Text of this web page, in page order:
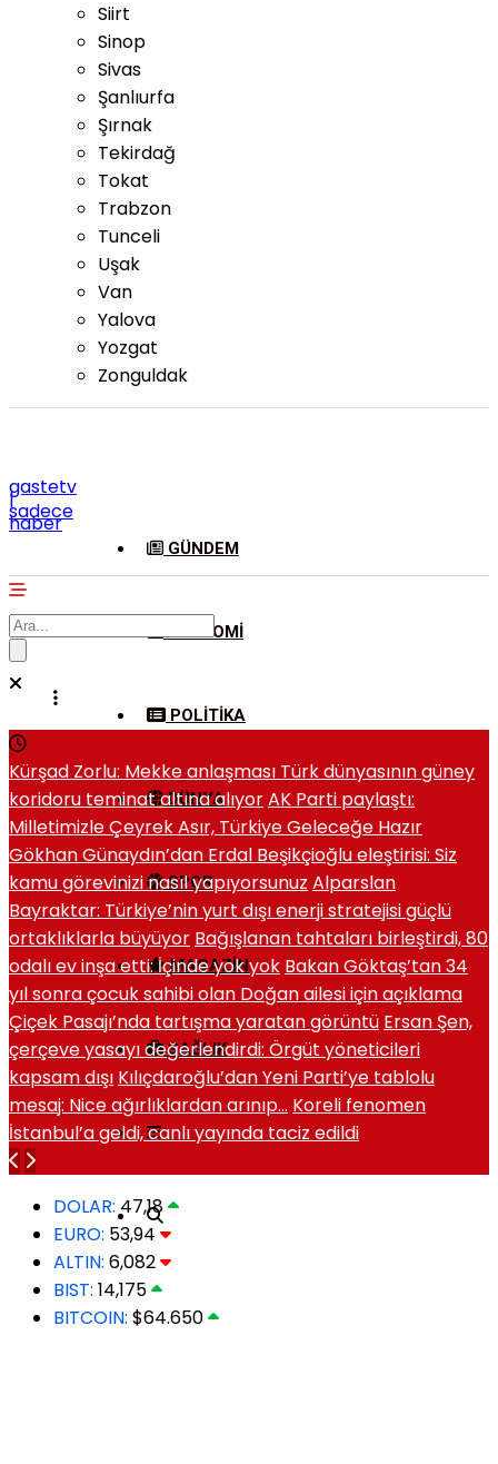
Siirt
Sinop
Sivas
Şanlıurfa
Şırnak
Tekirdağ
Tokat
Trabzon
Tunceli
Uşak
Van
Yalova
Yozgat
Zonguldak
gastetv
|
sadece
haber
GÜNDEM
EKONOMI
POLITIKA
DÜNYA
SPOR
MAGAZIN
SAĞLIK
Kürşad Zorlu: Mekke anlaşması Türk dünyasının güney
koridoru teminat altına alıyorAK Parti paylaştı:
Milletimizle Çeyrek Asır, Türkiye Geleceğe Hazır
Gökhan Günaydın’dan Erdal Beşikçioğlu eleştirisi: Siz
kamu görevinizi nasıl yapıyorsunuz Alparslan
Bayraktar: Türkiye’nin yurt dışı enerji stratejisi güçlü
ortaklıklarla büyüyor Bağışlanan tahtaları birleştirdi, 80
odalı ev inşa etti: İçinde yok yok Bakan Göktaş’tan 34
yıl sonra çocuk sahibi olan Doğan ailesi için açıklama
Çiçek Pasajı’nda tartışma yaratan görüntü Ersan Şen,
çerçeve yasayı değerlendirdi: Örgüt yöneticileri
kapsam dışı Kılıçdaroğlu’dan Yeni Parti’ye tablolu
mesaj: Nice ağırlıklardan arınıp… Koreli fenomen
İstanbul’a geldi, canlı yayında taciz edildi
DOLAR: 47,18
EURO: 53,94
ALTIN: 6,082
BIST: 14,175
BITCOIN: $64.650